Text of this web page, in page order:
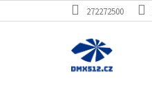
na
272272500